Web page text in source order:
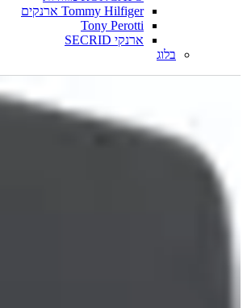
Tommy Hilfiger ארנקים
Tony Perotti
ארנקי SECRID
בלוג